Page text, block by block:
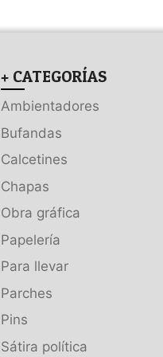
+ CATEGORÍAS
Ambientadores
Bufandas
Calcetines
Chapas
Obra gráfica
Papelería
Para llevar
Parches
Pins
Sátira política